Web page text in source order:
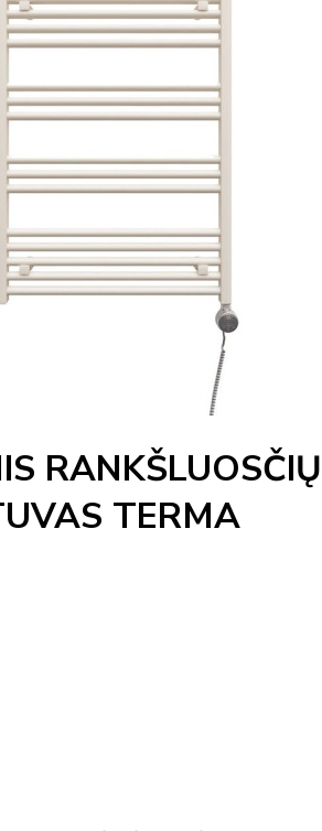
RANKŠLUOSČIŲ
TERMA